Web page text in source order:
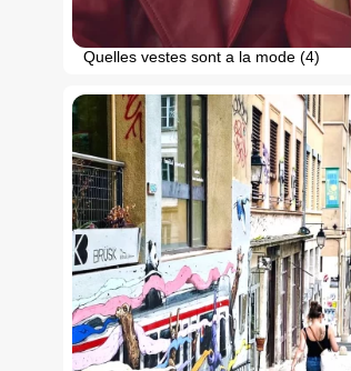
Quelles vestes sont a la mode (4)